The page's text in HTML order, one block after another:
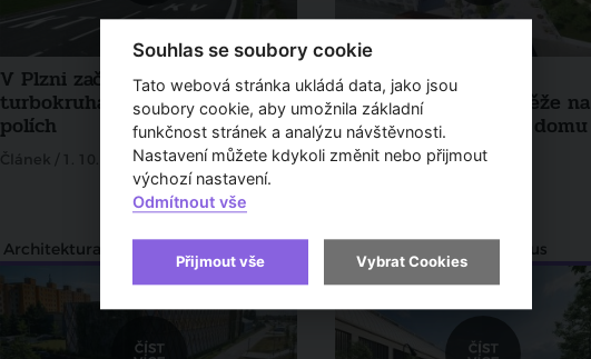
V Plzni začal fungovat nový
turbokruháč na Borských
polích
Článek / 1. 10. 2025
Plzeň zná vítěze
architektonické soutěže na
dostavbu kulturního domu
Peklo
Architektura a urbanismus Architektura a urbanismus
Souhlas se soubory cookie
Tato webová stránka ukládá data, jako jsou
soubory cookie, aby umožnila základní
funkčnost stránek a analýzu návštěvnosti.
Nastavení můžete kdykoli změnit nebo přijmout
výchozí nastavení.
Odmítnout vše
Přijmout vše Vybrat Cookies